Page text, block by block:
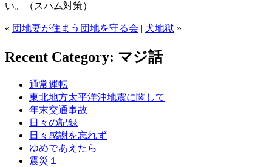
い。（スパム対策）
« 団地妻が住まう団地を守る会 | 犬地獄 »
Recent Category: マジ話
通常運転
東北地方太平洋沖地震に関して
年末交通事故
日々の記録
日々感謝を忘れず
ゆめであえたら
震災１